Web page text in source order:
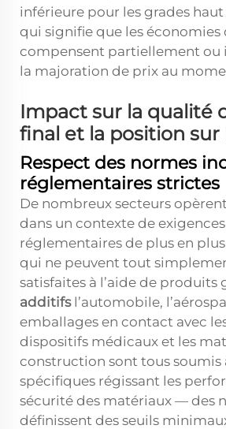
inférieure pour les grades
qui signifie que les économies
compensent partiellement ou
la majoration de prix au
Impact sur la qualité
final et la position
Respect des normes
réglementaires strictes
De nombreux secteurs
dans un contexte de
réglementaires de plus en
qui ne peuvent tout
satisfaites à l’aide de produits
additifs l’automobile,
emballages en contact avec
dispositifs médicaux et les
construction sont tous soumis
spécifiques régissant les
sécurité des matériaux — des
définissent des seuils